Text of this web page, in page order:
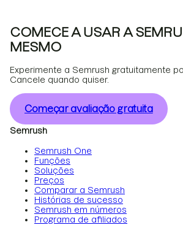
COMECE A USAR A
MESMO
Experimente a Semrush gratuitamente
Cancele quando quiser.
Começar avaliação gratuita
Semrush
Semrush One
Funções
Soluções
Preços
Comparar a Semrush
Histórias de sucesso
Semrush em números
Programa de afiliados